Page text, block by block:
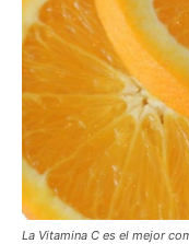
La Vitamina C es el mejor